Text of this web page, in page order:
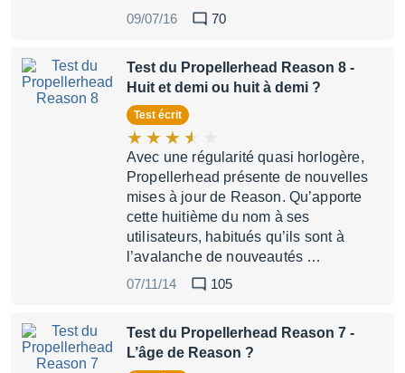
09/07/16
70
Test du Propellerhead Reason 8 -
Huit et demi ou huit à demi ?
Test écrit
Avec une régularité quasi horlogère,
Propellerhead présente de nouvelles
mises à jour de Reason. Qu’apporte
cette huitième du nom à ses
utilisateurs, habitués qu’ils sont à
l’avalanche de nouveautés …
07/11/14
105
Test du Propellerhead Reason 7 -
L’âge de Reason ?